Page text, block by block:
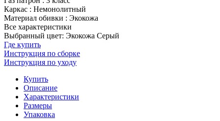
Каркас : Немонолитный
Материал обивки : Экокожа
Все характеристики
Выбранный цвет: Экокожа Серый
Где купить
Инструкция по сборке
Инструкция по уходу
Купить
Описание
Характеристики
Размеры
Упаковка